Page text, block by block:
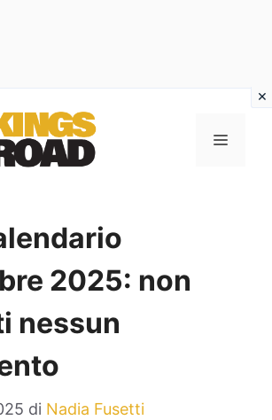
MENU
2025: non
nessun
di Nadia Fusetti